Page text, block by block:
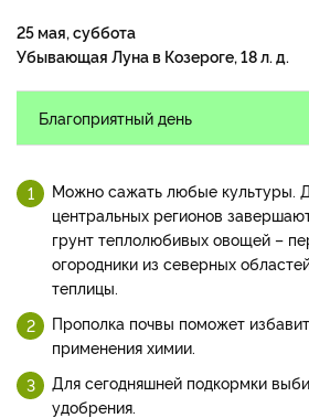
25 мая, суббота
Убывающая Луна в Козероге, 18 л. д.
Благоприятный день
Можно сажать любые культуры.
центральных регионов
грунт теплолюбивых овощей –
огородники из северных
теплицы.
Прополка почвы поможет
применения химии.
Для сегодняшней подкормки
удобрения.